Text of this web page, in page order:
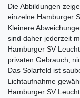
Die Abbildungen
einzelne Hamburger
Kleinere
sind daher jederzeit
Hamburger SV
privaten Gebrauch,
Das Solarfeld ist
Lichtaufnahme
Hamburger SV